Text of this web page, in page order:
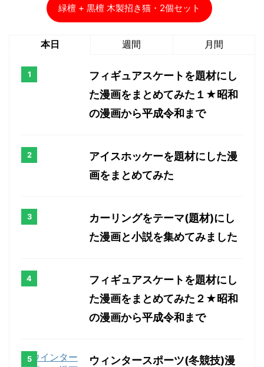
緑檀 + 黒檀 木製招き猫・2個セット
本日 週間 月間
フィギュアスケートを題材にし
た漫画をまとめてみた１★昭和
の漫画から平成令和まで
アイスホッケーを題材にした漫
画をまとめてみた
カーリングをテーマ(題材)にし
た漫画と小説を集めてみました
フィギュアスケートを題材にし
た漫画をまとめてみた２★昭和
の漫画から平成令和まで
ウィンタースポーツ(冬競技)漫